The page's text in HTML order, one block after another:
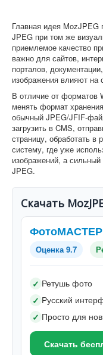
Главная идея MozJPEG
JPEG при том же
приемлемое качество
важно для сайтов,
порталов,
изображения влияют на
В отличие от форматов
менять формат
обычный JPEG/JFIF-
загрузить в CMS,
страницу, обработать
систему, где уже
изображений, а
JPEG.
Скачать
ФотоМАСТЕР
Оценка 9.7
✓ Ретушь фото
✓ Русский
✓ Просто для
Скачать